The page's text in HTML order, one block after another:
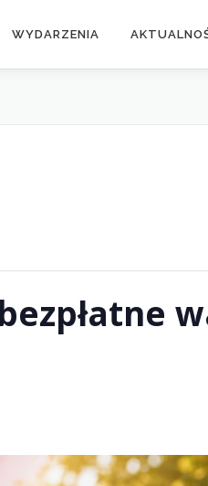
WYDARZENIA